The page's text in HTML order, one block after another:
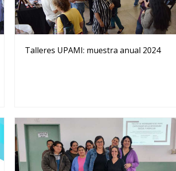
Talleres UPAMI: muestra anual 2024